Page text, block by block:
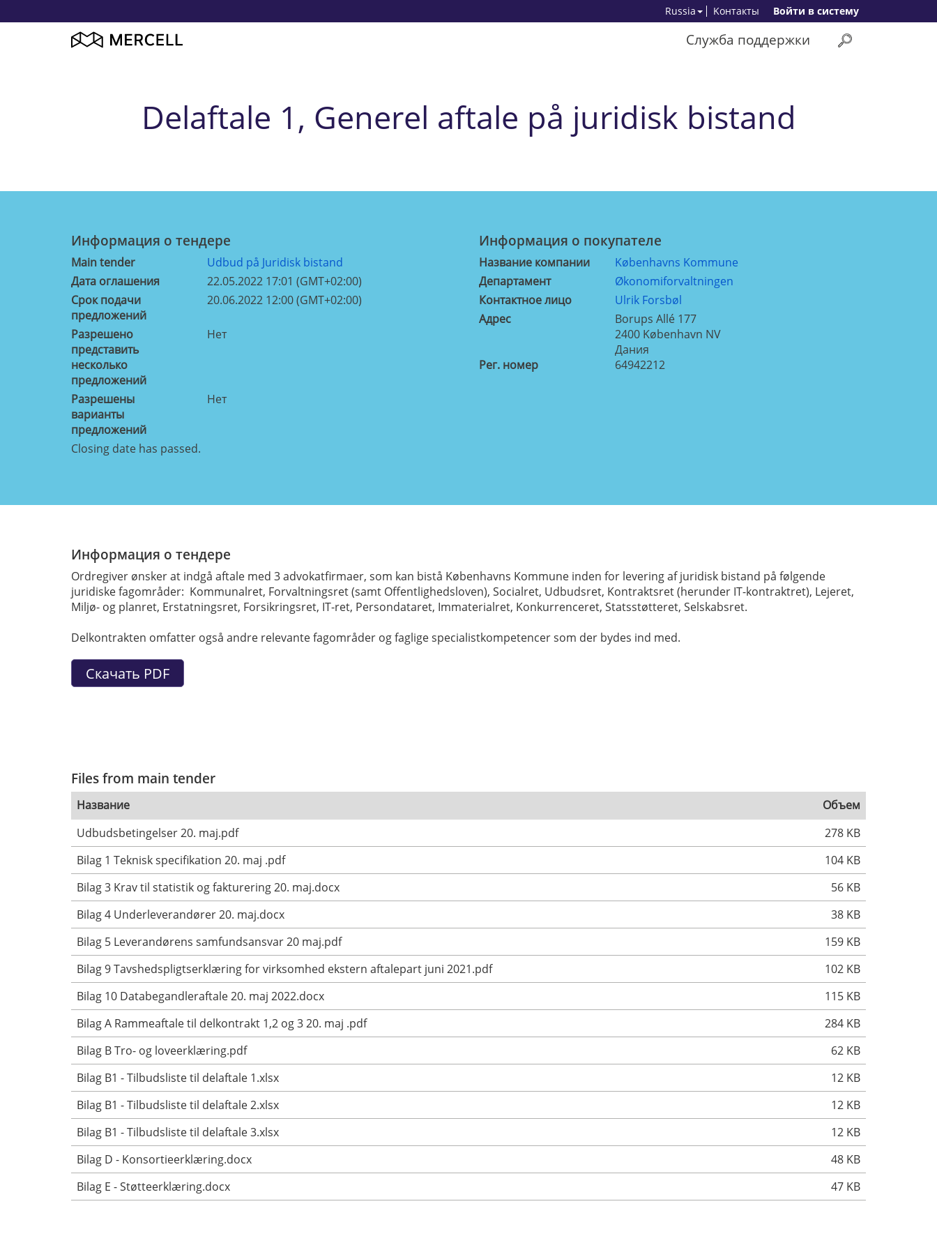
Bойти в систему
Kонтакты
Russia
Служба поддержки
Delaftale 1, Generel aftale på juridisk bistand
Информация о тендерe
Main tender
Udbud på Juridisk bistand
Дата оглашения
22.05.2022 17:01 (GMT+02:00)
Срок подачи
предложений
20.06.2022 12:00 (GMT+02:00)
Разрешено
представить
несколько
предложений
Нет
Разрешены
варианты
предложений
Нет
Информация о покупателе
Название компании
Københavns Kommune
Департамент
Økonomiforvaltningen
Контактное лицо
Ulrik Forsbøl
Aдрес
Borups Allé 177
2400 København NV
Дания
Рег. номер
64942212
Closing date has passed.
Информация о тендере
Ordregiver ønsker at indgå aftale med 3 advokatfirmaer, som kan bistå Københavns Kommune inden for levering af juridisk bistand på følgende
juridiske fagområder: Kommunalret, Forvaltningsret (samt Offentlighedsloven), Socialret, Udbudsret, Kontraktsret (herunder IT-kontraktret), Lejeret,
Miljø- og planret, Erstatningsret, Forsikringsret, IT-ret, Persondataret, Immaterialret, Konkurrenceret, Statsstøtteret, Selskabsret.
Delkontrakten omfatter også andre relevante fagområder og faglige specialistkompetencer som der bydes ind med.
Files from main tender
Название
Объем
Udbudsbetingelser 20. maj.pdf
278 KB
Bilag 1 Teknisk specifikation 20. maj .pdf
104 KB
Bilag 3 Krav til statistik og fakturering 20. maj.docx
56 KB
Bilag 4 Underleverandører 20. maj.docx
38 KB
Bilag 5 Leverandørens samfundsansvar 20 maj.pdf
159 KB
Bilag 9 Tavshedspligtserklæring for virksomhed ekstern aftalepart juni 2021.pdf
102 KB
Bilag 10 Databegandleraftale 20. maj 2022.docx
115 KB
Bilag A Rammeaftale til delkontrakt 1,2 og 3 20. maj .pdf
284 KB
Bilag B Tro- og loveerklæring.pdf
62 KB
Bilag B1 - Tilbudsliste til delaftale 1.xlsx
12 KB
Bilag B1 - Tilbudsliste til delaftale 2.xlsx
12 KB
Bilag B1 - Tilbudsliste til delaftale 3.xlsx
12 KB
Bilag D - Konsortieerklæring.docx
48 KB
Bilag E - Støtteerklæring.docx
47 KB